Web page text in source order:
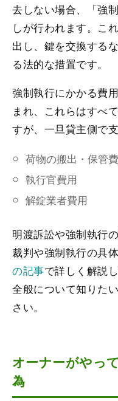
去しない場合、「強
しが行われます。こ
出し、鍵を交換する
る法的な措置です。
強制執行にかかる費
まれ、これらはすべ
すが、一旦貸主側で
荷物の搬出・保管
執行官費用
解錠業者費用
明渡訴訟や強制執行
裁判や強制執行の具
の記事で詳しく解説
全般について知りた
さい。
オーナーがやっ
為